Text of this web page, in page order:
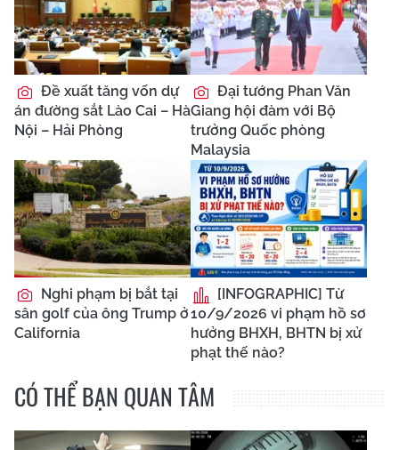
Đề xuất tăng vốn dự
án đường sắt Lào Cai – Hà
Nội – Hải Phòng
Đại tướng Phan Văn
Giang hội đàm với Bộ
trưởng Quốc phòng
Malaysia
Nghi phạm bị bắt tại
sân golf của ông Trump ở
California
[INFOGRAPHIC] Từ
10/9/2026 vi phạm hồ sơ
hưởng BHXH, BHTN bị xử
phạt thế nào?
CÓ THỂ BẠN QUAN TÂM